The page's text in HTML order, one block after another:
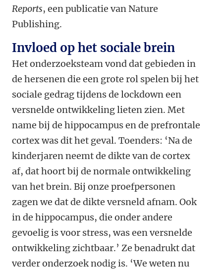
Reports, een publicatie van Nature
Publishing.
Invloed op het sociale brein
Het onderzoeksteam vond dat gebieden in
de hersenen die een grote rol spelen bij het
sociale gedrag tijdens de lockdown een
versnelde ontwikkeling lieten zien. Met
name bij de hippocampus en de prefrontale
cortex was dit het geval. Toenders: ‘Na de
kinderjaren neemt de dikte van de cortex
af, dat hoort bij de normale ontwikkeling
van het brein. Bij onze proefpersonen
zagen we dat de dikte versneld afnam. Ook
in de hippocampus, die onder andere
gevoelig is voor stress, was een versnelde
ontwikkeling zichtbaar.’ Ze benadrukt dat
verder onderzoek nodig is. ‘We weten nu